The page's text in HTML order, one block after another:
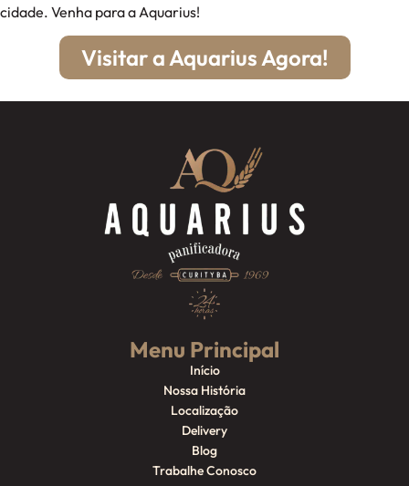
cidade. Venha para a Aquarius!
Visitar a Aquarius Agora!
Menu Principal
Início
Nossa História
Localização
Delivery
Blog
Trabalhe Conosco